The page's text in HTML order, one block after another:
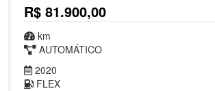
R$ 81.900,00
km
AUTOMÁTICO
2020
FLEX